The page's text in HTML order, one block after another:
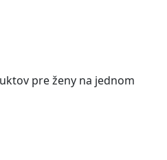
pre ženy na jednom